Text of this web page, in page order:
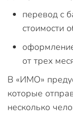
перевод с
стоимости
от трех
В «ИМО»
которые
несколько